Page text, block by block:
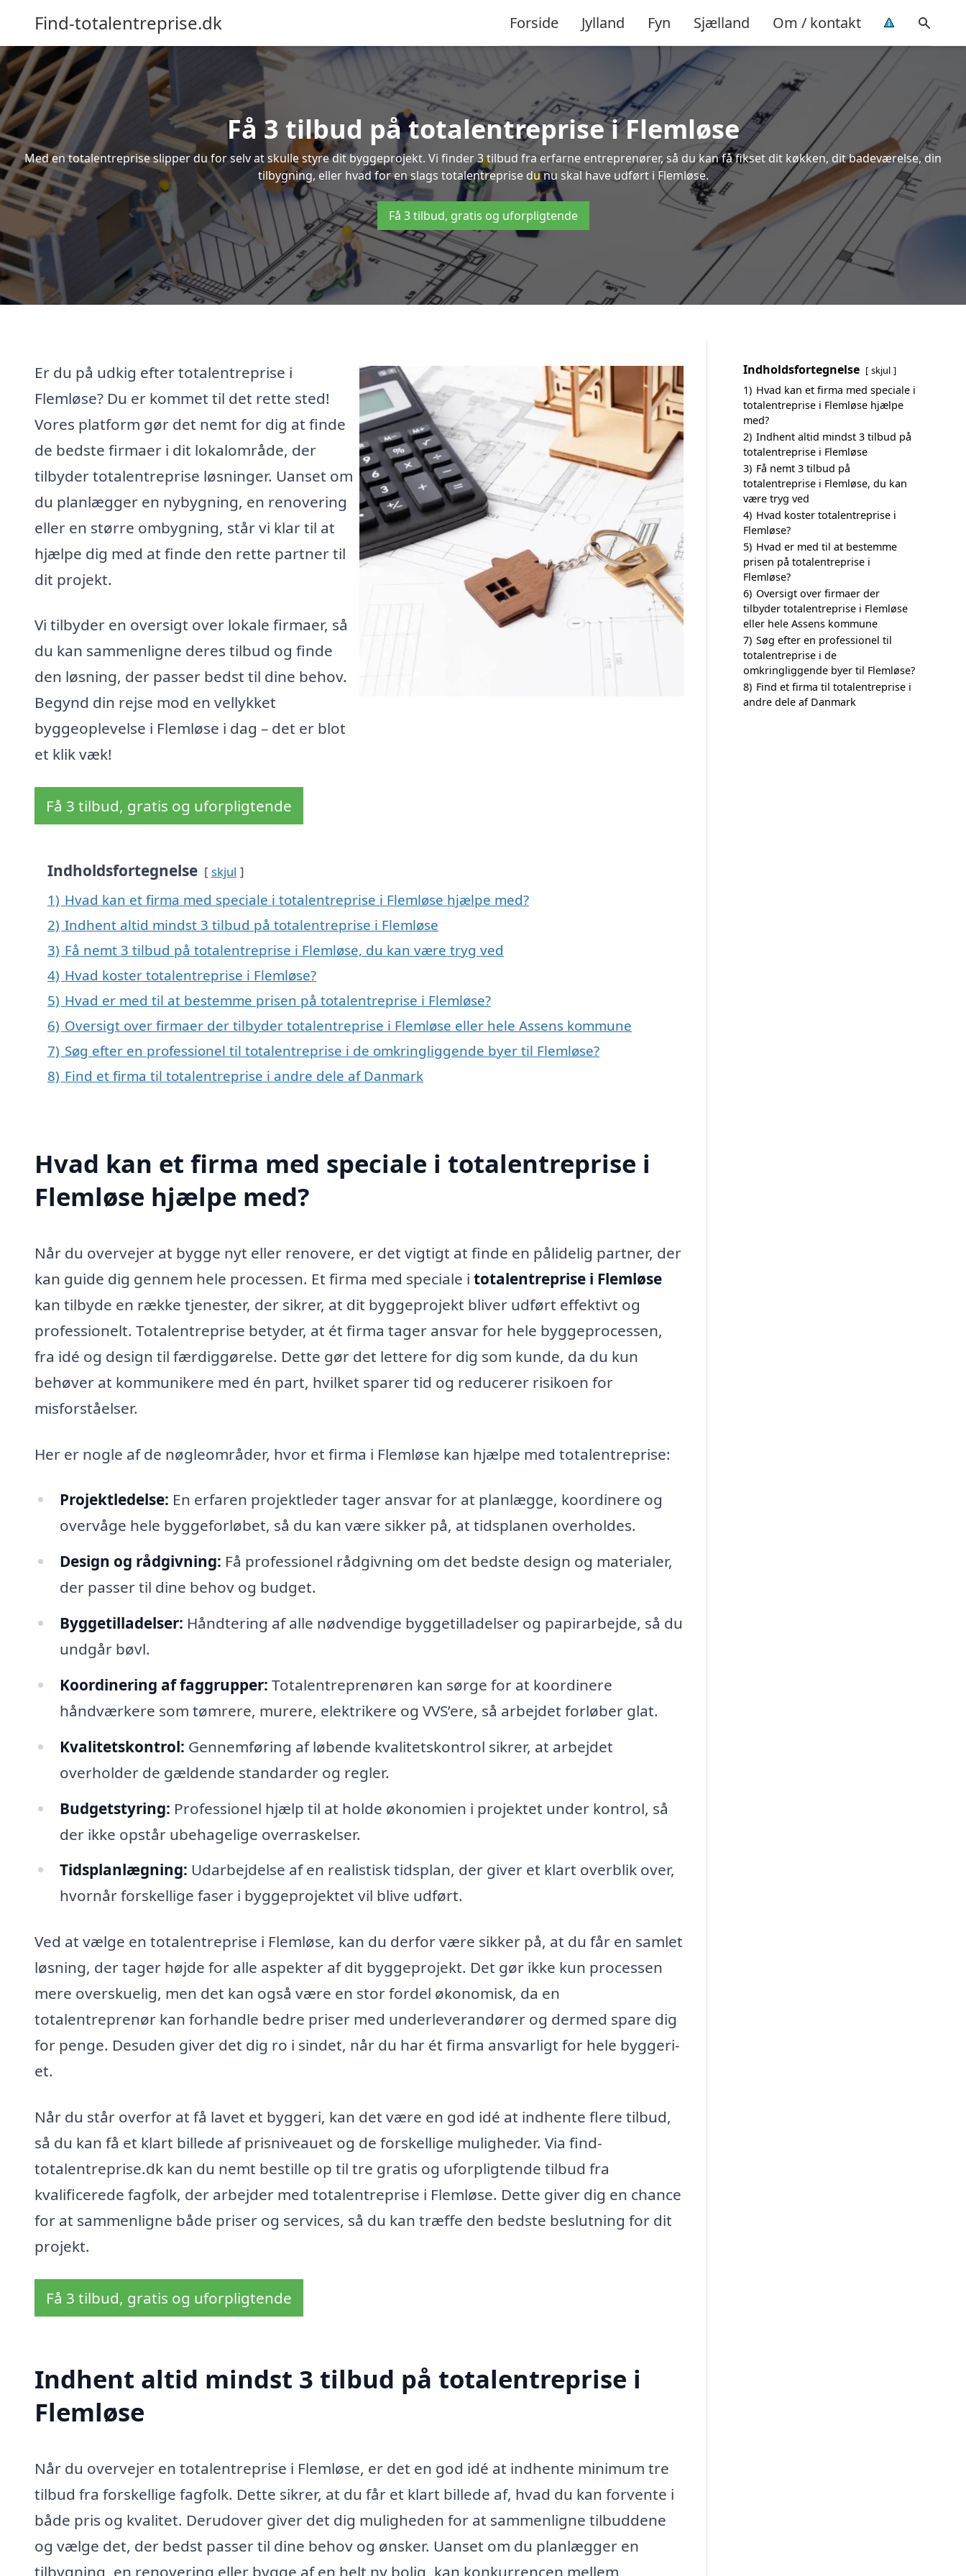
Find-totalentreprise.dk Forside Jylland Fyn Sjælland Om / kontakt
Få 3 tilbud på totalentreprise i Flemløse
Med en totalentreprise slipper du for selv at skulle styre dit byggeprojekt. Vi finder 3 tilbud fra erfarne entreprenører, så du kan få fikset dit køkken, dit badeværelse, din
tilbygning, eller hvad for en slags totalentreprise du nu skal have udført i Flemløse.
Få 3 tilbud, gratis og uforpligtende
Er du på udkig efter totalentreprise i
Flemløse? Du er kommet til det rette sted!
Vores platform gør det nemt for dig at finde
de bedste firmaer i dit lokalområde, der
tilbyder totalentreprise løsninger. Uanset om
du planlægger en nybygning, en renovering
eller en større ombygning, står vi klar til at
hjælpe dig med at finde den rette partner til
dit projekt.
Vi tilbyder en oversigt over lokale firmaer, så
du kan sammenligne deres tilbud og finde
den løsning, der passer bedst til dine behov.
Begynd din rejse mod en vellykket
byggeoplevelse i Flemløse i dag – det er blot
et klik væk!
Få 3 tilbud, gratis og uforpligtende
Indholdsfortegnelse skjul
1) Hvad kan et firma med speciale i totalentreprise i Flemløse hjælpe med?
2) Indhent altid mindst 3 tilbud på totalentreprise i Flemløse
3) Få nemt 3 tilbud på totalentreprise i Flemløse, du kan være tryg ved
4) Hvad koster totalentreprise i Flemløse?
5) Hvad er med til at bestemme prisen på totalentreprise i Flemløse?
6) Oversigt over firmaer der tilbyder totalentreprise i Flemløse eller hele Assens kommune
7) Søg efter en professionel til totalentreprise i de omkringliggende byer til Flemløse?
8) Find et firma til totalentreprise i andre dele af Danmark
Hvad kan et firma med speciale i totalentreprise i
Flemløse hjælpe med?
Når du overvejer at bygge nyt eller renovere, er det vigtigt at finde en pålidelig partner, der
kan guide dig gennem hele processen. Et firma med speciale i totalentreprise i Flemløse
kan tilbyde en række tjenester, der sikrer, at dit byggeprojekt bliver udført effektivt og
professionelt. Totalentreprise betyder, at ét firma tager ansvar for hele byggeprocessen,
fra idé og design til færdiggørelse. Dette gør det lettere for dig som kunde, da du kun
behøver at kommunikere med én part, hvilket sparer tid og reducerer risikoen for
misforståelser.
Her er nogle af de nøgleområder, hvor et firma i Flemløse kan hjælpe med totalentreprise:
Projektledelse: En erfaren projektleder tager ansvar for at planlægge, koordinere og
overvåge hele byggeforløbet, så du kan være sikker på, at tidsplanen overholdes.
Design og rådgivning: Få professionel rådgivning om det bedste design og materialer,
der passer til dine behov og budget.
Byggetilladelser: Håndtering af alle nødvendige byggetilladelser og papirarbejde, så du
undgår bøvl.
Koordinering af faggrupper: Totalentreprenøren kan sørge for at koordinere
håndværkere som tømrere, murere, elektrikere og VVS’ere, så arbejdet forløber glat.
Kvalitetskontrol: Gennemføring af løbende kvalitetskontrol sikrer, at arbejdet
overholder de gældende standarder og regler.
Budgetstyring: Professionel hjælp til at holde økonomien i projektet under kontrol, så
der ikke opstår ubehagelige overraskelser.
Tidsplanlægning: Udarbejdelse af en realistisk tidsplan, der giver et klart overblik over,
hvornår forskellige faser i byggeprojektet vil blive udført.
Ved at vælge en totalentreprise i Flemløse, kan du derfor være sikker på, at du får en samlet
løsning, der tager højde for alle aspekter af dit byggeprojekt. Det gør ikke kun processen
mere overskuelig, men det kan også være en stor fordel økonomisk, da en
totalentreprenør kan forhandle bedre priser med underleverandører og dermed spare dig
for penge. Desuden giver det dig ro i sindet, når du har ét firma ansvarligt for hele byggeri­
et.
Når du står overfor at få lavet et byggeri, kan det være en god idé at indhente flere tilbud,
så du kan få et klart billede af prisniveauet og de forskellige muligheder. Via find-
totalentreprise.dk kan du nemt bestille op til tre gratis og uforpligtende tilbud fra
kvalificerede fagfolk, der arbejder med totalentreprise i Flemløse. Dette giver dig en chance
for at sammenligne både priser og services, så du kan træffe den bedste beslutning for dit
projekt.
Få 3 tilbud, gratis og uforpligtende
Indhent altid mindst 3 tilbud på totalentreprise i
Flemløse
Når du overvejer en totalentreprise i Flemløse, er det en god idé at indhente minimum tre
tilbud fra forskellige fagfolk. Dette sikrer, at du får et klart billede af, hvad du kan forvente i
både pris og kvalitet. Derudover giver det dig muligheden for at sammenligne tilbuddene
og vælge det, der bedst passer til dine behov og ønsker. Uanset om du planlægger en
tilbygning, en renovering eller bygge af en helt ny bolig, kan konkurrencen mellem
Indholdsfortegnelse skjul
1) Hvad kan et firma med speciale i
totalentreprise i Flemløse hjælpe
med?
2) Indhent altid mindst 3 tilbud på
totalentreprise i Flemløse
3) Få nemt 3 tilbud på
totalentreprise i Flemløse, du kan
være tryg ved
4) Hvad koster totalentreprise i
Flemløse?
5) Hvad er med til at bestemme
prisen på totalentreprise i
Flemløse?
6) Oversigt over firmaer der
tilbyder totalentreprise i Flemløse
eller hele Assens kommune
7) Søg efter en professionel til
totalentreprise i de
omkringliggende byer til Flemløse?
8) Find et firma til totalentreprise i
andre dele af Danmark